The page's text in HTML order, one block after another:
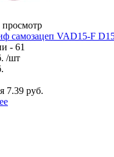
самозацеп VAD15-F
- 61
/шт
7.39 руб.